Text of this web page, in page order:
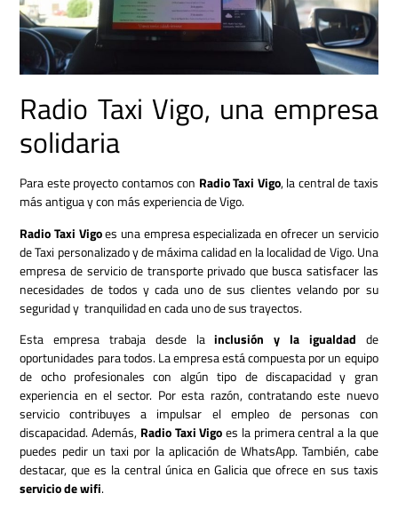
Radio Taxi Vigo, una empresa
solidaria
Para este proyecto contamos con Radio Taxi Vigo, la central de taxis
más antigua y con más experiencia de Vigo.
Radio Taxi Vigoes una empresa especializada en ofrecer un servicio
de Taxi personalizado y de máxima calidad en la localidad de Vigo. Una
empresa de servicio de transporte privado que busca satisfacer las
necesidades de todos y cada uno de sus clientes velando por su
seguridad y tranquilidad en cada uno de sus trayectos.
Esta empresa trabaja desde lainclusión y la igualdad de
oportunidades para todos. La empresa está compuesta por un equipo
de ocho profesionales con algún tipo de discapacidad y gran
experiencia en el sector. Por esta razón, contratando este nuevo
servicio contribuyes a impulsar el empleo de personas con
discapacidad. Además, Radio Taxi Vigoes la primera central a la que
puedes pedir un taxi por la aplicación de WhatsApp. También, cabe
destacar, que es la central única en Galicia que ofrece en sus taxis
servicio de wifi.